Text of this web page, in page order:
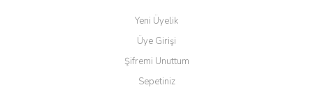
Yeni Üyelik
Üye Girişi
Şifremi Unuttum
Sepetiniz